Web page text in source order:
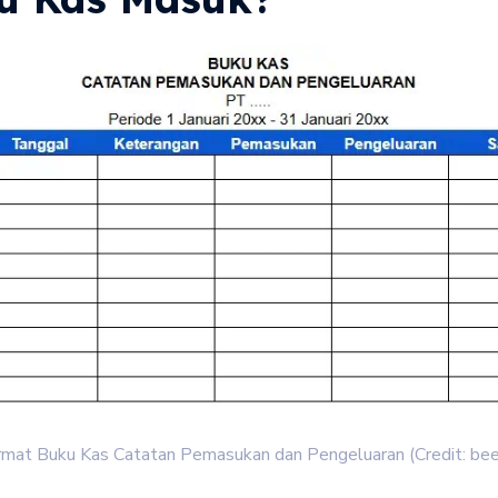
Buku Kas Catatan Pemasukan dan Pengeluaran (Credit: